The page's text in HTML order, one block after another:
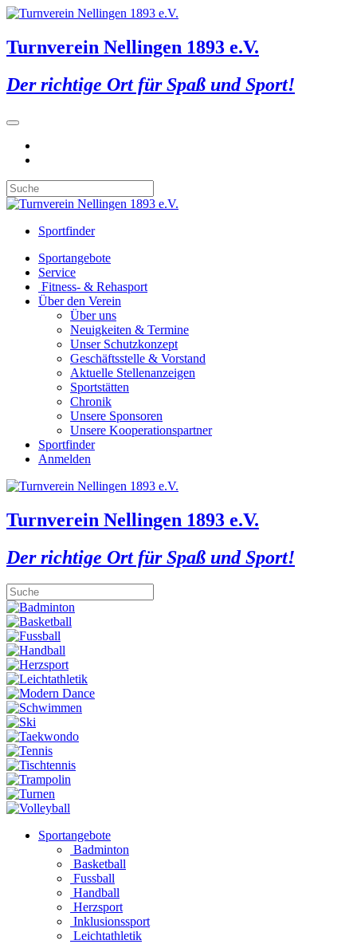
Turnverein Nellingen 1893 e.V.
Der richtige Ort für Spaß und Sport!
Sportfinder
Sportangebote
Service
Fitness- & Rehasport
Über den Verein
Über uns
Neuigkeiten & Termine
Unser Schutzkonzept
Geschäftsstelle & Vorstand
Aktuelle Stellenanzeigen
Sportstätten
Chronik
Unsere Sponsoren
Unsere Kooperationspartner
Sportfinder
Anmelden
Turnverein Nellingen 1893 e.V.
Der richtige Ort für Spaß und Sport!
Sportangebote
Badminton
Basketball
Fussball
Handball
Herzsport
Inklusionssport
Leichtathletik